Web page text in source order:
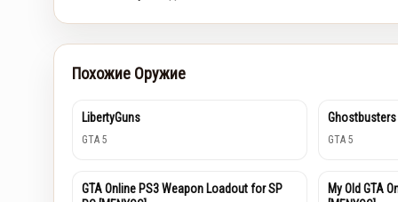
Похожие Оружие
LibertyGuns
GTA 5
Ghostbusters
GTA 5
GTA Online PS3 Weapon Loadout for SP
My Old GTA